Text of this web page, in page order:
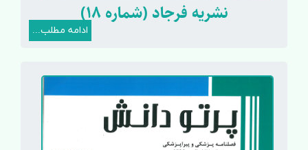
نشریه فرجاد (شماره 18)
ادامه مطلب...